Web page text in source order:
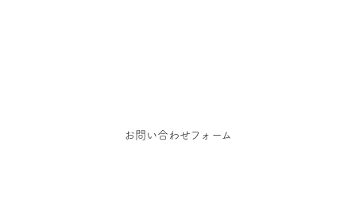
お問い合わせフォーム